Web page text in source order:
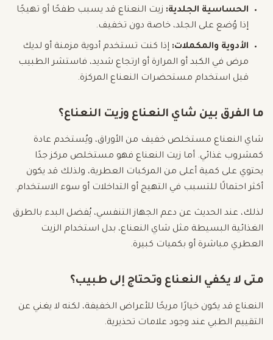
الحساسية الجلدية: زيت النعناع قد يسبب طفحًا أو تهيجًا
إذا وُضع على الجلد، خاصة دون تخفيف.
الأدوية والمكملات: إذا كنت تستخدم أدوية مزمنة أو لديك
مرض في الكبد أو المرارة أو ارتجاع شديد، فاستشر الطبيب
قبل استخدام مستحضرات النعناع المركزة.
ما الفرق بين شاي النعناع وزيت النعناع؟
شاي النعناع مستخلص خفيف من الأوراق، ويُستخدم عادة
كمشروب غذائي. أما زيت النعناع فهو مستخلص مركز جدًا
يحتوي على كمية أعلى من المركبات العطرية، ولذلك قد يكون
أكثر احتمالًا للتسبب في التهيج أو التداخلات أو سوء الاستخدام.
لذلك، عند الحديث عن دعم الجهاز التنفسي، يُفضل البدء بالطرق
الغذائية البسيطة مثل شاي النعناع، بدل استخدام الزيت
العطري مباشرة أو بكميات كبيرة.
متى لا يكفي النعناع وتحتاج إلى طبيب؟
النعناع قد يكون خيارًا مريحًا للأعراض الخفيفة، لكنه لا يغني عن
التقييم الطبي عند وجود علامات تحذيرية.